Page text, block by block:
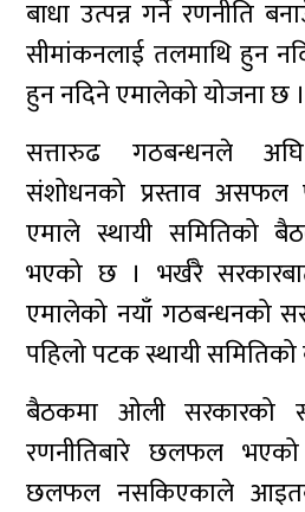
बाधा उत्पन्न गर्ने रणनीति
सीमांकनलाई तलमाथि हुन
हुन नदिने एमालेको योजना छ ।
सत्तारुढ गठबन्धनले
संशोधनको प्रस्ताव असफल
एमाले स्थायी समितिको
भएको छ । भर्खरै
एमालेको नयाँ गठबन्धनको
पहिलो पटक स्थायी
बैठकमा ओली सरकारको
रणनीतिबारे छलफल
छलफल नसकिएकाले